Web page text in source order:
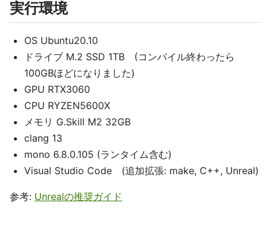
実行環境
OS Ubuntu20.10
ドライブ M.2 SSD 1TB (コンパイル終わったら
100GBほどになりました)
GPU RTX3060
CPU RYZEN5600X
メモリ G.Skill M2 32GB
clang 13
mono 6.8.0.105 (ランタイム含む)
Visual Studio Code (追加拡張: make, C++, Unreal)
参考: Unrealの推奨ガイド